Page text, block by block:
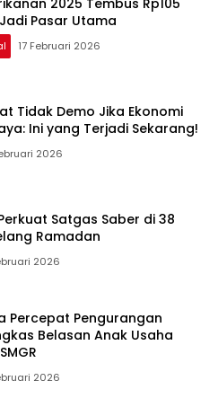
Pasar Utama
17 Februari 2026
Tidak Demo Jika Ekonomi
Ini yang Terjadi Sekarang!
2026
Satgas Saber di 38
Ramadan
2026
Percepat Pengurangan
Belasan Anak Usaha
2026